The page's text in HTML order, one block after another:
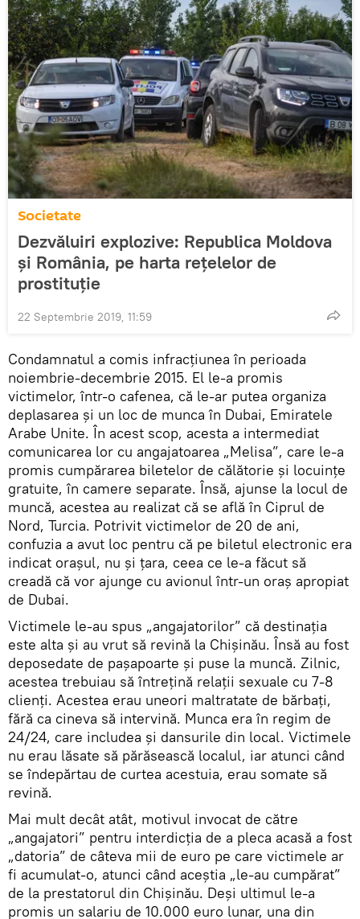
Societate
Dezvăluiri explozive: Republica Moldova
și România, pe harta rețelelor de
prostituție
22 Septembrie 2019, 11:59
Condamnatul a comis infracțiunea în perioada
noiembrie-decembrie 2015. El le-a promis
victimelor, într-o cafenea, că le-ar putea organiza
deplasarea și un loc de munca în Dubai, Emiratele
Arabe Unite. În acest scop, acesta a intermediat
comunicarea lor cu angajatoarea „Melisa”, care le-a
promis cumpărarea biletelor de călătorie și locuințe
gratuite, în camere separate. Însă, ajunse la locul de
muncă, acestea au realizat că se află în Ciprul de
Nord, Turcia. Potrivit victimelor de 20 de ani,
confuzia a avut loc pentru că pe biletul electronic era
indicat orașul, nu și țara, ceea ce le-a făcut să
creadă că vor ajunge cu avionul într-un oraș apropiat
de Dubai.
Victimele le-au spus „angajatorilor” că destinația
este alta și au vrut să revină la Chișinău. Însă au fost
deposedate de pașapoarte și puse la muncă. Zilnic,
acestea trebuiau să întrețină relații sexuale cu 7-8
clienți. Acestea erau uneori maltratate de bărbați,
fără ca cineva să intervină. Munca era în regim de
24/24, care includea și dansurile din local. Victimele
nu erau lăsate să părăsească localul, iar atunci când
se îndepărtau de curtea acestuia, erau somate să
revină.
Mai mult decât atât, motivul invocat de către
„angajatori” pentru interdicția de a pleca acasă a fost
„datoria” de câteva mii de euro pe care victimele ar
fi acumulat-o, atunci când aceștia „le-au cumpărat”
de la prestatorul din Chișinău. Deși ultimul le-a
promis un salariu de 10.000 euro lunar, una din